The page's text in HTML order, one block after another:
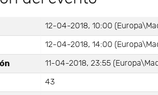
12-04-2018, 10:00
12-04-2018, 14:00
11-04-2018, 23:55
43